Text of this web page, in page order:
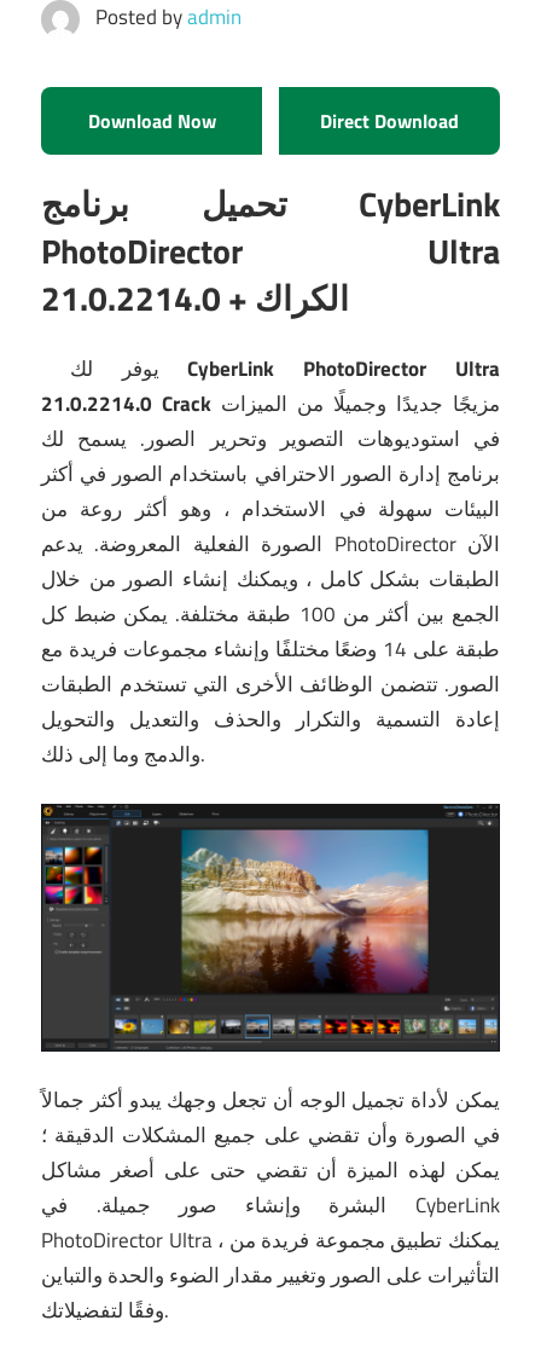
Posted byadmin
Download Now Direct Download
تحميل برنامج CyberLink
PhotoDirector Ultra
21.0.2214.0
+ الكراك
يوفر لكCyberLink PhotoDirector Ultra
21.0.2214.0 Crack
في استوديوهات التصوير وتحرير الصور. يسمح لك
برنامج إدارة الصور الاحترافي باستخدام الصور في أكثر
البيئات سهولة في الاستخدام ، وهو أكثر روعة من
الصورة الفعلية المعروضة. يدعم PhotoDirector الآن
الطبقات بشكل كامل ، ويمكنك إنشاء الصور من خلال
الجمع بين أكثر من 100 طبقة مختلفة.
يمكن ضبط كل
طبقة على 14 وضعًا مختلفًا وإنشاء مجموعات فريدة مع
الصور.تتضمن الوظائف الأخرى التي تستخدم الطبقات
إعادة التسمية والتكرار والحذف والتعديل والتحويل
والدمج وما إلى ذلك.
يمكن لأداة تجميل الوجه أن تجعل وجهك يبدو أكثر جمالاً
في الصورة وأن تقضي على جميع المشكلات الدقيقة ؛
يمكن لهذه الميزة أن تقضي حتى على أصغر مشاكل
البشرة وإنشاء صور جميلة. في CyberLink
PhotoDirector Ultra ، يمكنك تطبيق مجموعة فريدة من
التأثيرات على الصور وتغيير مقدار الضوء والحدة والتباين
وفقًا لتفضيلاتك.